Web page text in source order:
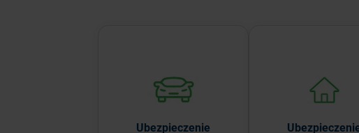
Ubezpieczenie
ubezpieczeń OC, AC,
NNW i assistance.
ubezpieczenie
mieszkania.